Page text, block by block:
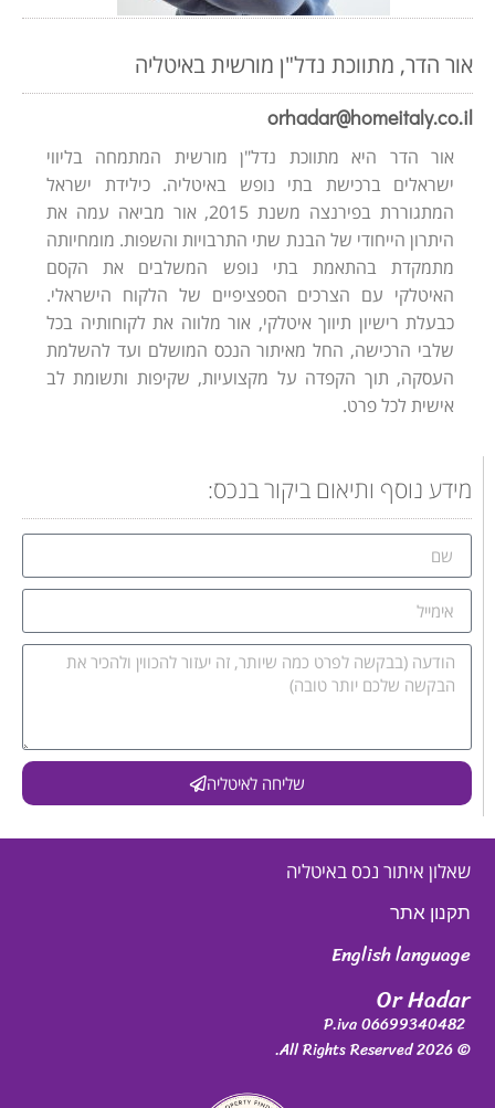
אור הדר, מתווכת נדל"ן מורשית באיטליה
orhadar@homeitaly.co.il
אור הדר היא מתווכת נדל"ן מורשית המתמחה בליווי
ישראלים ברכישת בתי נופש באיטליה. כילידת ישראל
המתגוררת בפירנצה משנת 2015, אור מביאה עמה את
היתרון הייחודי של הבנת שתי התרבויות והשפות. מומחיותה
מתמקדת בהתאמת בתי נופש המשלבים את הקסם
האיטלקי עם הצרכים הספציפיים של הלקוח הישראלי.
כבעלת רישיון תיווך איטלקי, אור מלווה את לקוחותיה בכל
שלבי הרכישה, החל מאיתור הנכס המושלם ועד להשלמת
העסקה, תוך הקפדה על מקצועיות, שקיפות ותשומת לב
אישית לכל פרט.
מידע נוסף ותיאום ביקור בנכס:
שליחה לאיטליה
שאלון איתור נכס באיטליה
תקנון אתר
English language
Or Hadar
P.iva 06699340482
© 2026 All Rights Reserved.